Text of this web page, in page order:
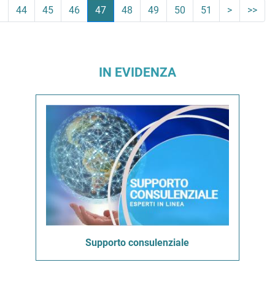
44 45 46 47 48 49 50 51 > >>
IN EVIDENZA
Supporto consulenziale